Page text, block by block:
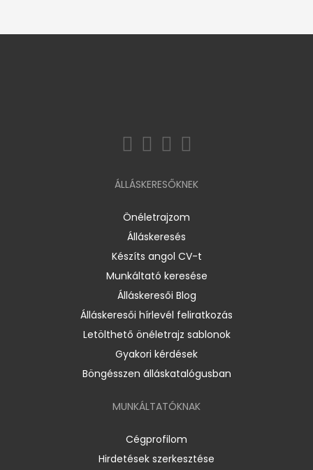
ÁLLÁSKERESŐKNEK
Önéletrajzom
Álláskeresés
Készíts angol CV-t
Munkáltató keresése
Álláskeresői Blog
Álláskeresői hírlevél feliratkozás
Letölthető önéletrajz sablonok
Gyakori kérdések
Böngésszen álláskatalógusban
MUNKÁLTATÓKNAK
Cégprofilom
Hirdetések szerkesztése